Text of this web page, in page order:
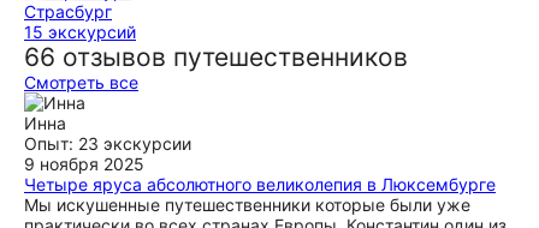
Страсбург
15 экскурсий
66 отзывов путешественников
Смотреть все
Инна
Опыт: 23 экскурсии
9 ноября 2025
Четыре яруса абсолютного великолепия в Люксембурге
Мы искушенные путешественники которые были уже